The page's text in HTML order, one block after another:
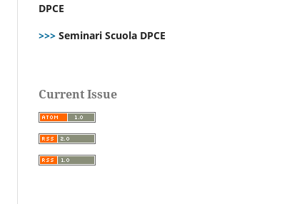
DPCE
>>> Seminari Scuola DPCE
Current Issue